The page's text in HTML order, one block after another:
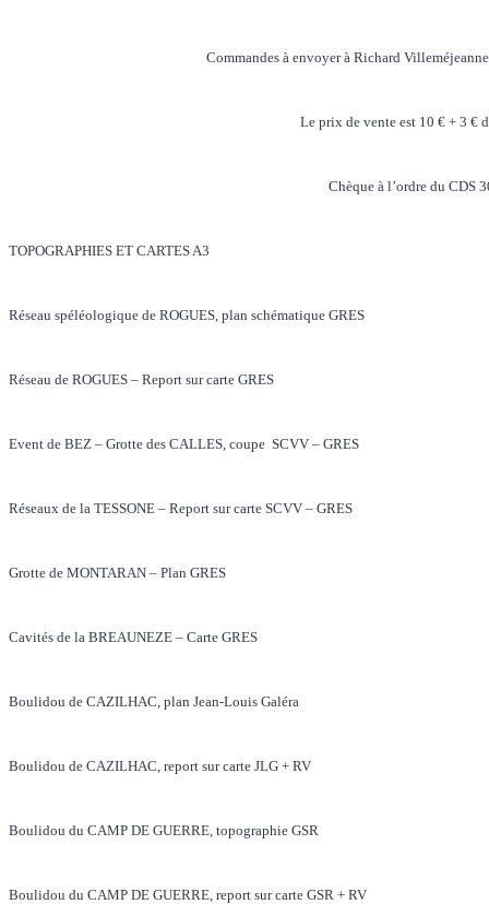
Commandes à envoyer à Richard
Le prix de vente est 10 € + 3 €
Chèque à l’ordre du CDS
TOPOGRAPHIES ET CARTES A3
Réseau spéléologique de ROGUES, plan schématique GRES
Réseau de ROGUES – Report sur carte GRES
Event de BEZ – Grotte des CALLES, coupe SCVV – GRES
Réseaux de la TESSONE – Report sur carte SCVV – GRES
Grotte de MONTARAN – Plan GRES
Cavités de la BREAUNEZE – Carte GRES
Boulidou de CAZILHAC, plan Jean-Louis Galéra
Boulidou de CAZILHAC, report sur carte JLG + RV
Boulidou du CAMP DE GUERRE, topographie GSR
Boulidou du CAMP DE GUERRE, report sur carte GSR + RV